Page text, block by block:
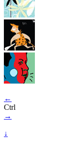
←
Ctrl
→
↓